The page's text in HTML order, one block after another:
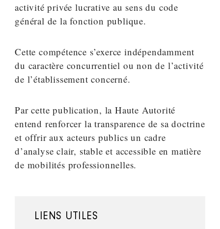
activité privée lucrative au sens du code
général de la fonction publique.
Cette compétence s’exerce indépendamment
du caractère concurrentiel ou non de l’activité
de l’établissement concerné.
Par cette publication, la Haute Autorité
entend renforcer la transparence de sa doctrine
et offrir aux acteurs publics un cadre
d’analyse clair, stable et accessible en matière
de mobilités professionnelles.
LIENS UTILES